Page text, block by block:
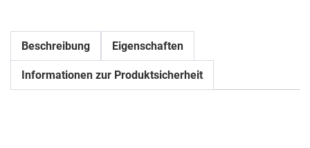
Beschreibung Eigenschaften
Informationen zur Produktsicherheit